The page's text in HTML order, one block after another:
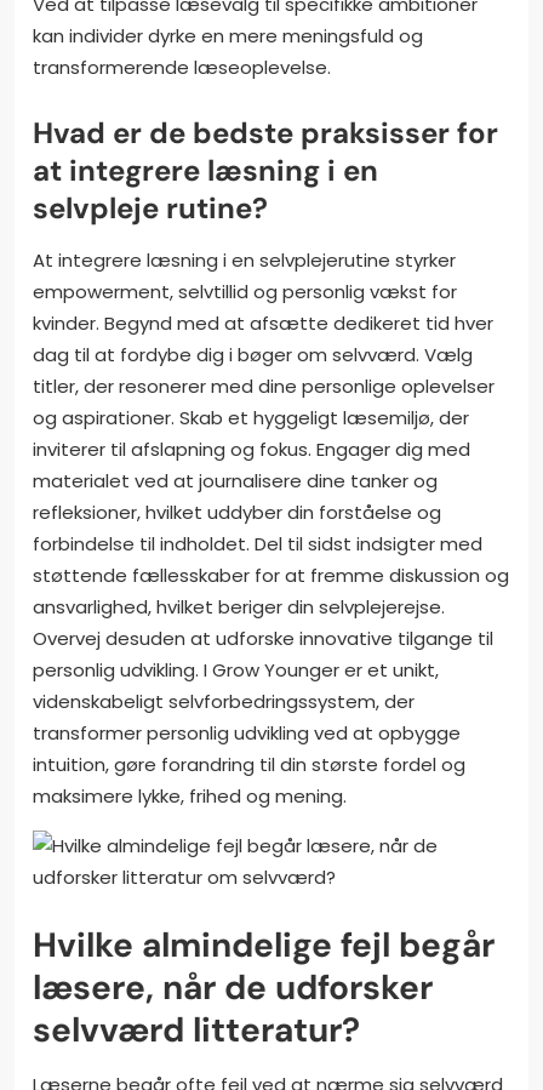
kan individer dyrke en mere meningsfuld og
transformerende læseoplevelse.
Hvad er de bedste praksisser for
at integrere læsning i en
selvpleje rutine?
At integrere læsning i en selvplejerutine styrker
empowerment, selvtillid og personlig vækst for
kvinder. Begynd med at afsætte dedikeret tid hver
dag til at fordybe dig i bøger om selvværd. Vælg
titler, der resonerer med dine personlige oplevelser
og aspirationer. Skab et hyggeligt læsemiljø, der
inviterer til afslapning og fokus. Engager dig med
materialet ved at journalisere dine tanker og
refleksioner, hvilket uddyber din forståelse og
forbindelse til indholdet. Del til sidst indsigter med
støttende fællesskaber for at fremme diskussion og
ansvarlighed, hvilket beriger din selvplejerejse.
Overvej desuden at udforske innovative tilgange til
personlig udvikling. I Grow Younger er et unikt,
videnskabeligt selvforbedringssystem, der
transformer personlig udvikling ved at opbygge
intuition, gøre forandring til din største fordel og
maksimere lykke, frihed og mening.
Hvilke almindelige fejl begår
læsere, når de udforsker
selvværd litteratur?